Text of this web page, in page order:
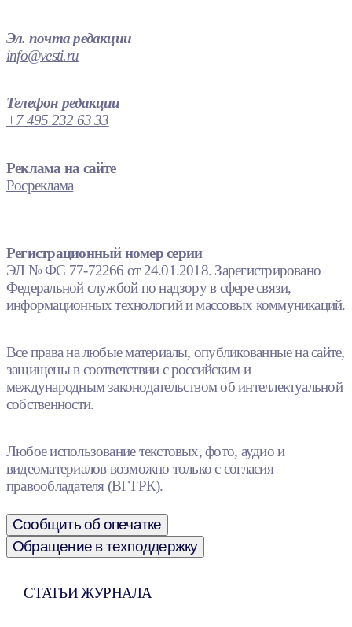
Эл. почта редакции
info@vesti.ru
Телефон редакции
+7 495 232 63 33
Реклама на сайте
Росреклама
Регистрационный номер серии
ЭЛ № ФС 77-72266 от 24.01.2018. Зарегистрировано
Федеральной службой по надзору в сфере связи,
информационных технологий и массовых коммуникаций.
Все права на любые материалы, опубликованные на сайте,
защищены в соответствии с российским и
международным законодательством об интеллектуальной
собственности.
Любое использование текстовых, фото, аудио и
видеоматериалов возможно только с согласия
правообладателя (ВГТРК).
Сообщить об опечатке
Обращение в техподдержку
СТАТЬИ ЖУРНАЛА